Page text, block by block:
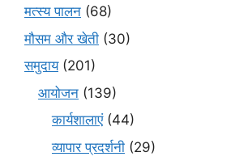
मत्स्य पालन (68)
मौसम और खेती (30)
समुदाय(201)
आयोजन (139)
कार्यशालाएं(44)
व्यापार प्रदर्शनी (29)